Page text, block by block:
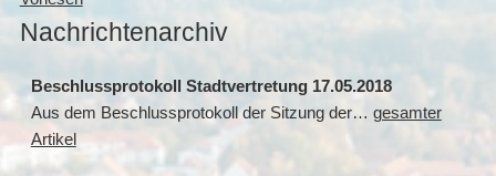
Nachrichtenarchiv
Beschlussprotokoll Stadtvertretung 17.05.2018
Aus dem Beschlussprotokoll der Sitzung der… gesamter
Artikel